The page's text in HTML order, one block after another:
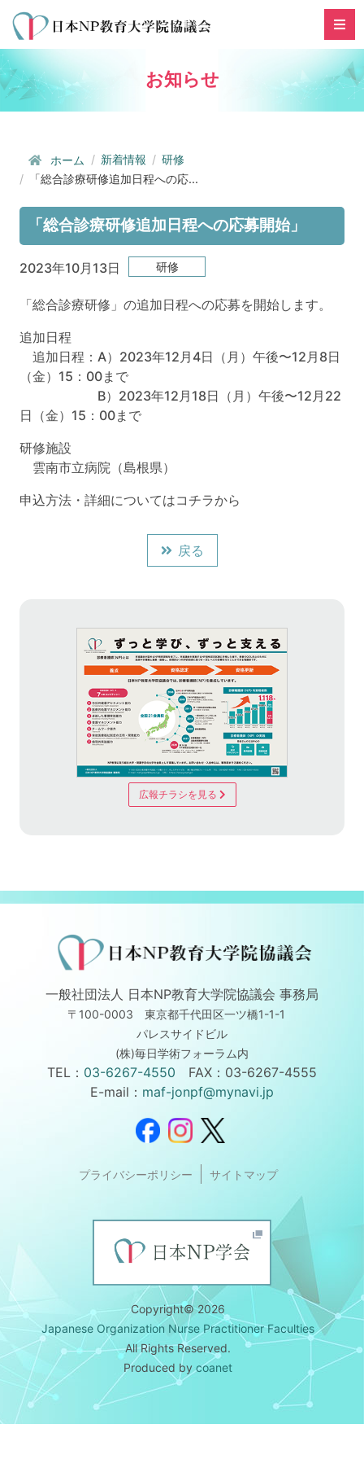
お知らせ
ホーム 新着情報
研修
「総合診療研修追加日程への応...
「総合診療研修追加日程への応募開始」
2023年10月13日 研修
「総合診療研修」の追加日程への応募を開始します。
追加日程
追加日程：A）2023年12月4日（月）午後〜12月8日
（金）15：00まで
B）2023年12月18日（月）午後〜12月22
日（金）15：00まで
研修施設
雲南市立病院（島根県）
申込方法・詳細についてはコチラから
戻る
広報チラシを見る
一般社団法人 日本NP教育大学院協議会 事務局
〒100-0003 東京都千代田区一ツ橋1-1-1
パレスサイドビル
(株)毎日学術フォーラム内
TEL： 03-6267-4550 FAX：03-6267-4555
E-mail： maf-jonpf@mynavi.jp
プライバシーポリシー サイトマップ
Copyright© 2026
Japanese Organization Nurse Practitioner Faculties
All Rights Reserved.
Produced bycoanet